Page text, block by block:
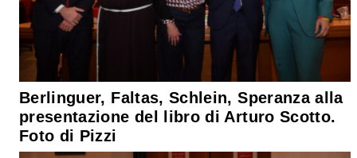
Berlinguer, Faltas, Schlein, Speranza alla
presentazione del libro di Arturo Scotto.
Foto di Pizzi